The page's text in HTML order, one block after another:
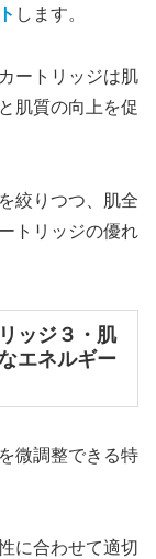
します。
ートリッジは肌
肌質の向上を促
絞りつつ、肌全
トリッジの優れ
ッジ３・肌
エネルギー
微調整できる特
に合わせて適切